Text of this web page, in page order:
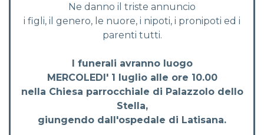
Ne danno il triste annuncio
i figli, il genero, le nuore, i nipoti, i pronipoti ed i
parenti tutti.
I funerali avranno luogo
MERCOLEDI' 1 luglio alle ore 10.00
nella Chiesa parrocchiale di Palazzolo dello
Stella,
giungendo dall'ospedale di Latisana.